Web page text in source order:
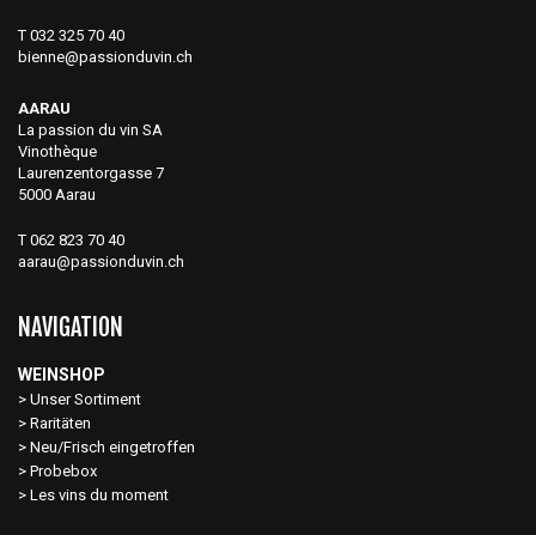
T 032 325 70 40
bienne@passionduvin.ch
AARAU
La passion du vin SA
Vinothèque
Laurenzentorgasse 7
5000 Aarau
T 062 823 70 40
aarau@passionduvin.ch
NAVIGATION
WEINSHOP
Unser Sortiment
Raritäten
Neu/Frisch eingetroffen
Probebox
Les vins du moment